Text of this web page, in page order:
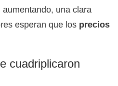
aumentando, una clara
esperan que los precios
cuadriplicaron